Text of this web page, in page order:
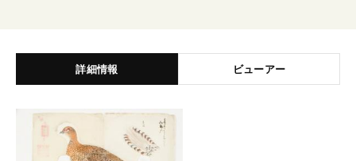
詳細情報 ビューアー